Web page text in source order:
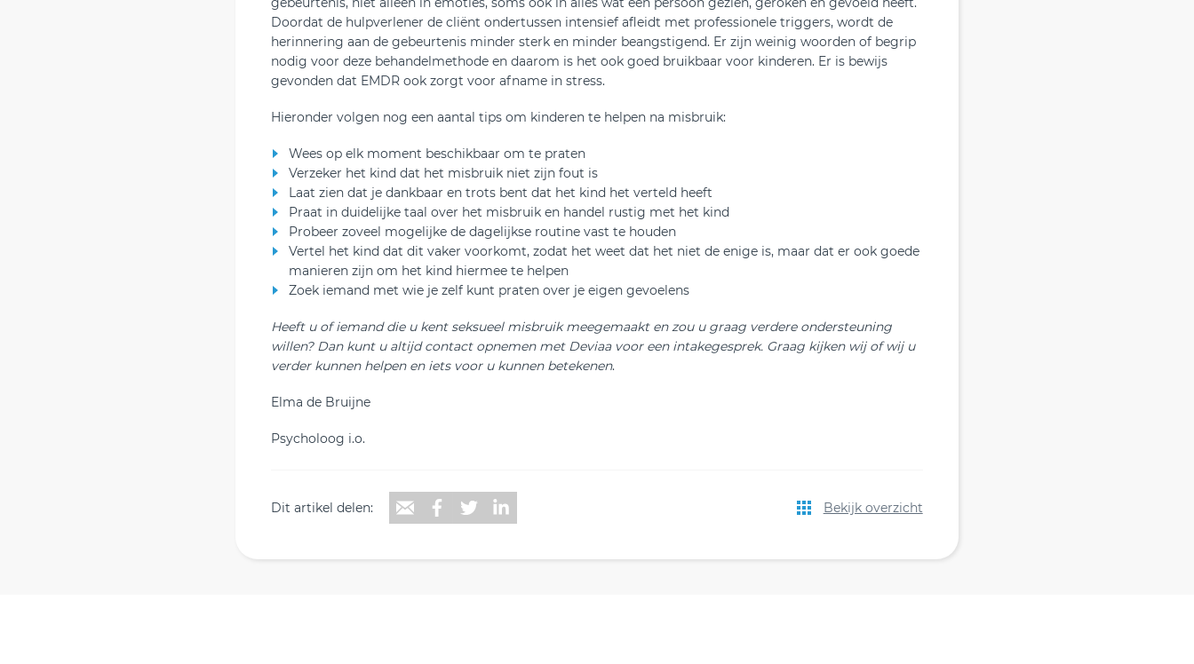
Doordat de hulpverlener de cliënt ondertussen intensief afleidt met professionele triggers, wordt de
herinnering aan de gebeurtenis minder sterk en minder beangstigend. Er zijn weinig woorden of begrip
nodig voor deze behandelmethode en daarom is het ook goed bruikbaar voor kinderen. Er is bewijs
gevonden dat EMDR ook zorgt voor afname in stress.
Hieronder volgen nog een aantal tips om kinderen te helpen na misbruik:
Wees op elk moment beschikbaar om te praten
Verzeker het kind dat het misbruik niet zijn fout is
Laat zien dat je dankbaar en trots bent dat het kind het verteld heeft
Praat in duidelijke taal over het misbruik en handel rustig met het kind
Probeer zoveel mogelijke de dagelijkse routine vast te houden
Vertel het kind dat dit vaker voorkomt, zodat het weet dat het niet de enige is, maar dat er ook goede
manieren zijn om het kind hiermee te helpen
Zoek iemand met wie je zelf kunt praten over je eigen gevoelens
Heeft u of iemand die u kent seksueel misbruik meegemaakt en zou u graag verdere ondersteuning
willen? Dan kunt u altijd contact opnemen met Deviaa voor een intakegesprek. Graag kijken wij of wij u
verder kunnen helpen en iets voor u kunnen betekenen.
Elma de Bruijne
Psycholoog i.o.
Dit artikel delen: Bekijk overzicht